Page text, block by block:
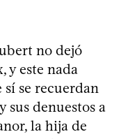
no dejó
y este nada
se recuerdan
sus denuestos a
la hija de